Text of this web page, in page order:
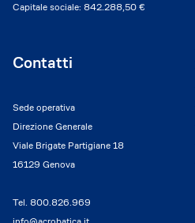
Capitale sociale: 842.288,50 €
Contatti
Sede operativa
Direzione Generale
Viale Brigate Partigiane 18
16129 Genova
Tel. 800.826.969